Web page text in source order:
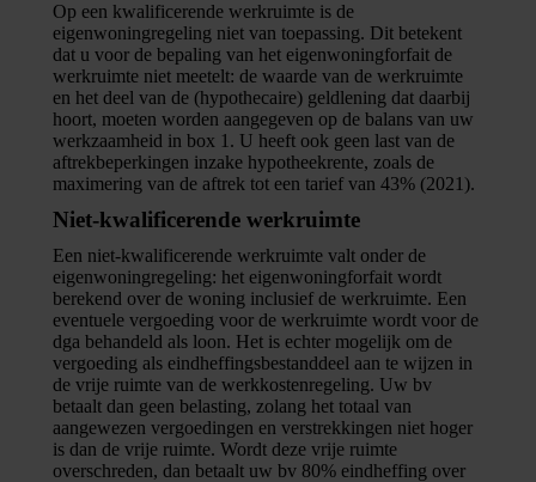
Op een kwalificerende werkruimte is de
eigenwoningregeling niet van toepassing. Dit betekent
dat u voor de bepaling van het eigenwoningforfait de
werkruimte niet meetelt: de waarde van de werkruimte
en het deel van de (hypothecaire) geldlening dat daarbij
hoort, moeten worden aangegeven op de balans van uw
werkzaamheid in box 1. U heeft ook geen last van de
aftrekbeperkingen inzake hypotheekrente, zoals de
maximering van de aftrek tot een tarief van 43% (2021).
Niet-kwalificerende werkruimte
Een niet-kwalificerende werkruimte valt onder de
eigenwoningregeling: het eigenwoningforfait wordt
berekend over de woning inclusief de werkruimte. Een
eventuele vergoeding voor de werkruimte wordt voor de
dga behandeld als loon. Het is echter mogelijk om de
vergoeding als eindheffingsbestanddeel aan te wijzen in
de vrije ruimte van de werkkostenregeling. Uw bv
betaalt dan geen belasting, zolang het totaal van
aangewezen vergoedingen en verstrekkingen niet hoger
is dan de vrije ruimte. Wordt deze vrije ruimte
overschreden, dan betaalt uw bv 80% eindheffing over